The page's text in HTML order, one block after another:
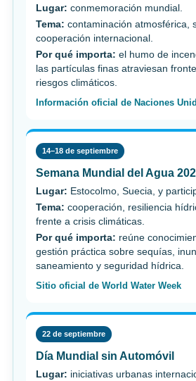
Lugar: conmemoración mundial.
Tema: contaminación atmosférica,
cooperación internacional.
Por qué importa: el humo de
las partículas finas atraviesan
riesgos climáticos.
Información oficial de Naciones
14–18 de septiembre
Semana Mundial del Agua
Lugar: Estocolmo, Suecia, y
Tema: cooperación, resiliencia
frente a crisis climáticas.
Por qué importa: reúne
gestión práctica sobre sequías,
saneamiento y seguridad hídrica.
Sitio oficial de World Water Week
22 de septiembre
Día Mundial sin Automóvil
Lugar: iniciativas urbanas